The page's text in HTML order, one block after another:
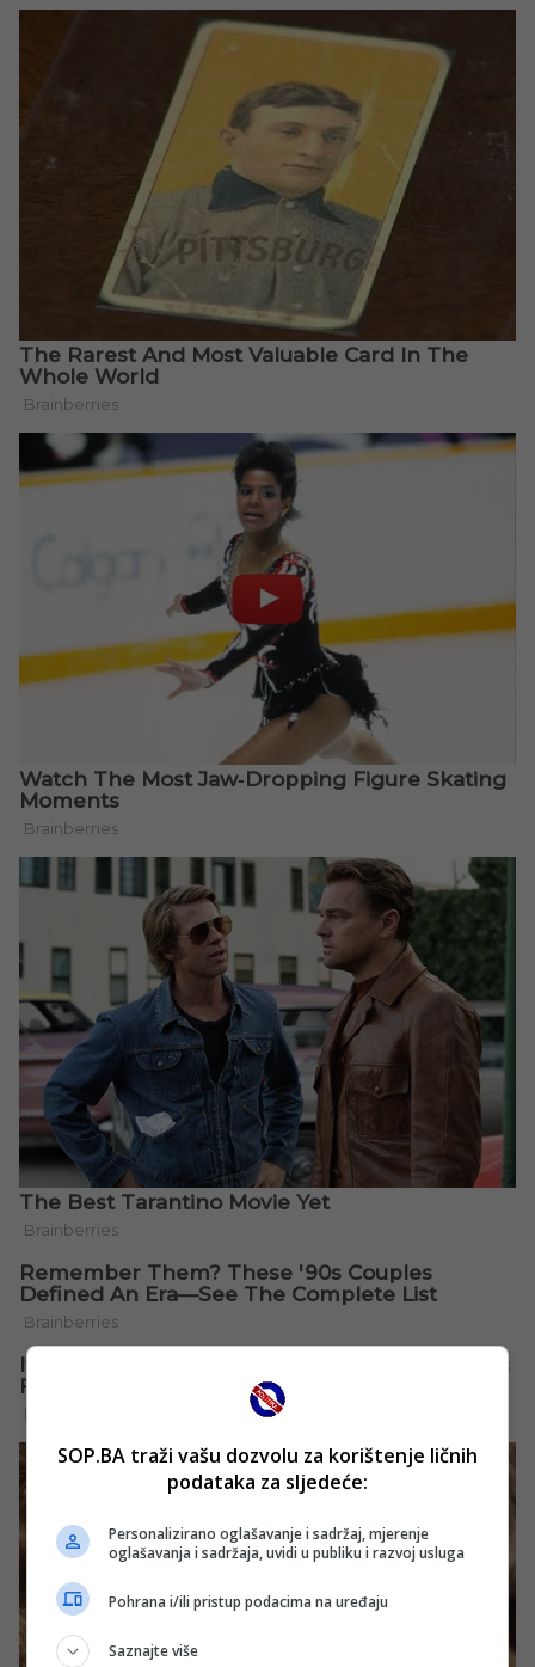
SOP.BA traži vašu dozvolu za korištenje ličnih
podataka za sljedeće:
Personalizirano oglašavanje i sadržaj, mjerenje
oglašavanja i sadržaja, uvidi u publiku i razvoj usluga
Pohrana i/ili pristup podacima na uređaju
Saznajte više